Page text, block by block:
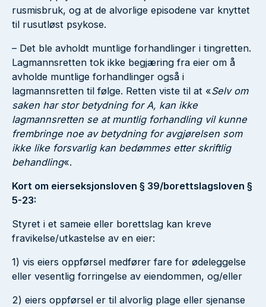
rusmisbruk, og at de alvorlige episodene var knyttet
til rusutløst psykose.
– Det ble avholdt muntlige forhandlinger i tingretten.
Lagmannsretten tok ikke begjæring fra eier om å
avholde muntlige forhandlinger også i
lagmannsretten til følge. Retten viste til at «Selv om
saken har stor betydning for A, kan ikke
lagmannsretten se at muntlig forhandling vil kunne
frembringe noe av betydning for avgjørelsen som
ikke like forsvarlig kan bedømmes etter skriftlig
behandling«.
Kort om eierseksjonsloven § 39/borettslagsloven §
5-23:
Styret i et sameie eller borettslag kan kreve
fravikelse/utkastelse av en eier:
1) vis eiers oppførsel medfører fare for ødeleggelse
eller vesentlig forringelse av eiendommen, og/eller
2) eiers oppførsel er til alvorlig plage eller sjenanse